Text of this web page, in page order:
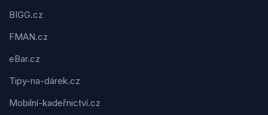
BIGG.cz
FMAN.cz
eBar.cz
Tipy-na-dárek.cz
Mobilní-kadeřnictví.cz